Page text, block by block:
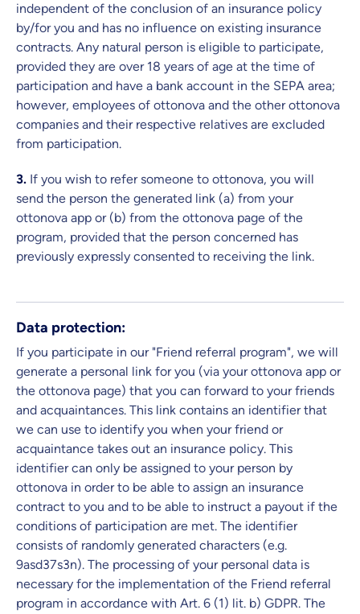
independent of the conclusion of an insurance policy
by/for you and has no influence on existing insurance
contracts. Any natural person is eligible to participate,
provided they are over 18 years of age at the time of
participation and have a bank account in the SEPA area;
however, employees of ottonova and the other ottonova
companies and their respective relatives are excluded
from participation.
3. If you wish to refer someone to ottonova, you will
send the person the generated link (a) from your
ottonova app or (b) from the ottonova page of the
program, provided that the person concerned has
previously expressly consented to receiving the link.
Data protection:
If you participate in our "Friend referral program", we will
generate a personal link for you (via your ottonova app or
the ottonova page) that you can forward to your friends
and acquaintances. This link contains an identifier that
we can use to identify you when your friend or
acquaintance takes out an insurance policy. This
identifier can only be assigned to your person by
ottonova in order to be able to assign an insurance
contract to you and to be able to instruct a payout if the
conditions of participation are met. The identifier
consists of randomly generated characters (e.g.
9asd37s3n). The processing of your personal data is
necessary for the implementation of the Friend referral
program in accordance with Art. 6 (1) lit. b) GDPR. The